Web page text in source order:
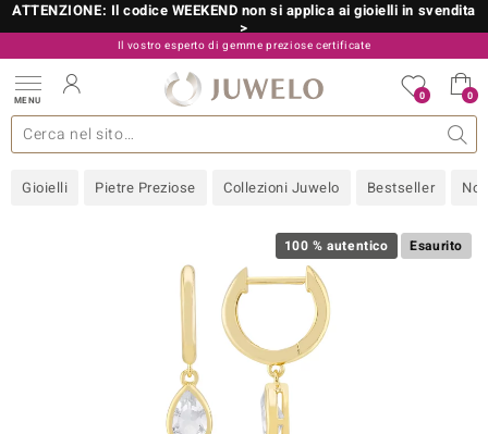
ATTENZIONE: Il codice WEEKEND non si applica ai gioielli in svendita
>
Il vostro esperto di gemme preziose certificate
800 986 787
MENU 0 0
Gioielli Pietre Preziose Collezioni Juwelo Bestseller
gioielli Design Metallo prezioso Misure anelli
più importanti Pietre preziose per colore Pietre preziose
Informazioni generali Approfondimenti Consigli
Acquistare in diretta Juwelo
100 % autentico Esaurito